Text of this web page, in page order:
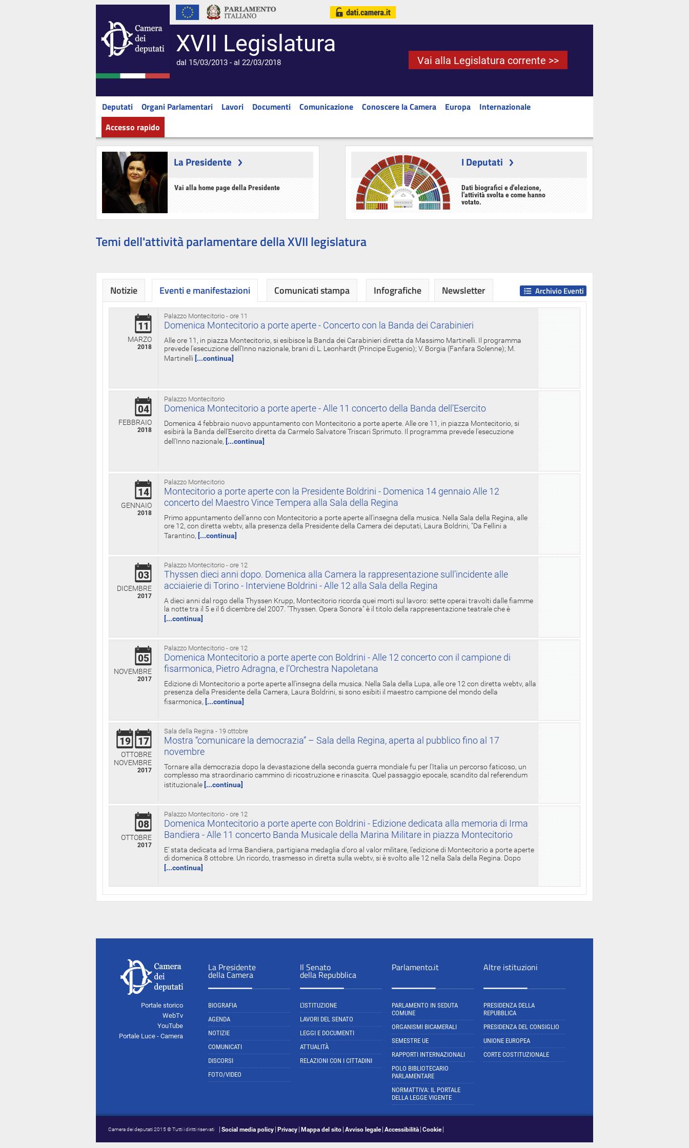
XVII Legislatura
dal 15/03/2013 - al 22/03/2018 Vai alla Legislatura corrente >>
Deputati Organi Parlamentari Lavori Documenti Comunicazione Conoscere la Camera Europa
Internazionale
Accesso rapido
La Presidente
Vai alla home page della Presidente
I Deputati
Dati biografici e d'elezione,
l'attività svolta e come hanno
votato.
Temi dell'attività parlamentare della XVII legislatura
Notizie Eventi e manifestazioni
Palazzo Montecitorio - ore 11
11
MARZO
2018
Domenica Montecitorio a porte aperte - Concerto con la Banda dei Carabinieri
Alle ore 11, in piazza Montecitorio, si esibisce la Banda dei Carabinieri diretta da Massimo Martinelli. Il programma
prevede l'esecuzione dell'Inno nazionale, brani di L. Leonhardt (Principe Eugenio); V. Borgia (Fanfara Solenne); M.
Martinelli [...continua]
Palazzo Montecitorio
04
FEBBRAIO
2018
Domenica Montecitorio a porte aperte - Alle 11 concerto della Banda dell’Esercito
Domenica 4 febbraio nuovo appuntamento con Montecitorio a porte aperte. Alle ore 11, in piazza Montecitorio, si
esibirà la Banda dell'Esercito diretta da Carmelo Salvatore Triscari Sprimuto. Il programma prevede l'esecuzione
dell'Inno nazionale, [...continua]
Palazzo Montecitorio
14
GENNAIO
2018
Montecitorio a porte aperte con la Presidente Boldrini - Domenica 14 gennaio Alle 12
concerto del Maestro Vince Tempera alla Sala della Regina
Primo appuntamento dell'anno con Montecitorio a porte aperte all'insegna della musica. Nella Sala della Regina, alle
ore 12, con diretta webtv, alla presenza della Presidente della Camera dei deputati, Laura Boldrini, "Da Fellini a
Tarantino, [...continua]
Palazzo Montecitorio - ore 12
03
DICEMBRE
2017
Thyssen dieci anni dopo. Domenica alla Camera la rappresentazione sull’incidente alle
acciaierie di Torino - Interviene Boldrini - Alle 12 alla Sala della Regina
A dieci anni dal rogo della Thyssen Krupp, Montecitorio ricorda quei morti sul lavoro: sette operai travolti dalle fiamme
la notte tra il 5 e il 6 dicembre del 2007. "Thyssen. Opera Sonora" è il titolo della rappresentazione teatrale che è
[...continua]
Palazzo Montecitorio - ore 12
05
NOVEMBRE
2017
Domenica Montecitorio a porte aperte con Boldrini - Alle 12 concerto con il campione di
fisarmonica, Pietro Adragna, e l’Orchestra Napoletana
Edizione di Montecitorio a porte aperte all'insegna della musica. Nella Sala della Lupa, alle ore 12 con diretta webtv, alla
presenza della Presidente della Camera, Laura Boldrini, si sono esibiti il maestro campione del mondo della
fisarmonica, [...continua]
Sala della Regina - 19 ottobre
19 17
OTTOBRE
NOVEMBRE
2017
Mostra “comunicare la democrazia” – Sala della Regina, aperta al pubblico fino al 17
novembre
Tornare alla democrazia dopo la devastazione della seconda guerra mondiale fu per l'Italia un percorso faticoso, un
complesso ma straordinario cammino di ricostruzione e rinascita. Quel passaggio epocale, scandito dal referendum
istituzionale [...continua]
Palazzo Montecitorio - ore 12
08
OTTOBRE
2017
Domenica Montecitorio a porte aperte con Boldrini - Edizione dedicata alla memoria di Irma
Bandiera - Alle 11 concerto Banda Musicale della Marina Militare in piazza Montecitorio
E' stata dedicata ad Irma Bandiera, partigiana medaglia d'oro al valor militare, l'edizione di Montecitorio a porte aperte
di domenica 8 ottobre. Un ricordo, trasmesso in diretta sulla webtv, si è svolto alle 12 nella Sala della Regina. Dopo
[...continua]
Archivio Eventi
Comunicati stampa Infografiche Newsletter
Portale storico
WebTv
YouTube
Portale Luce - Camera
La Presidente
della Camera
BIOGRAFIA
AGENDA
NOTIZIE
COMUNICATI
DISCORSI
FOTO/VIDEO
Il Senato
della Repubblica
L'ISTITUZIONE
LAVORI DEL SENATO
LEGGI E DOCUMENTI
ATTUALITÀ
RELAZIONI CON I CITTADINI
Parlamento.it
PARLAMENTO IN SEDUTA
COMUNE
ORGANISMI BICAMERALI
SEMESTRE UE
RAPPORTI INTERNAZIONALI
POLO BIBLIOTECARIO
PARLAMENTARE
NORMATTIVA: IL PORTALE
DELLA LEGGE VIGENTE
Altre istituzioni
PRESIDENZA DELLA
REPUBBLICA
PRESIDENZA DEL CONSIGLIO
UNIONE EUROPEA
CORTE COSTITUZIONALE
Camera dei deputati 2015 © Tutti i diritti riservati Social media policy Privacy Mappa del sito Avviso legale Accessibilità Cookie